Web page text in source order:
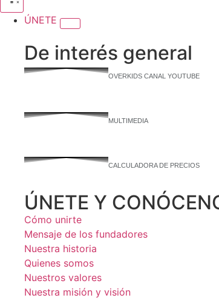
ÚNETE
De interés general
OVERKIDS CANAL YOUTUBE
MULTIMEDIA
CALCULADORA DE PRECIOS
ÚNETE Y
Cómo unirte
Mensaje de los fundadores
Nuestra historia
Quienes somos
Nuestros valores
Nuestra misión y visión